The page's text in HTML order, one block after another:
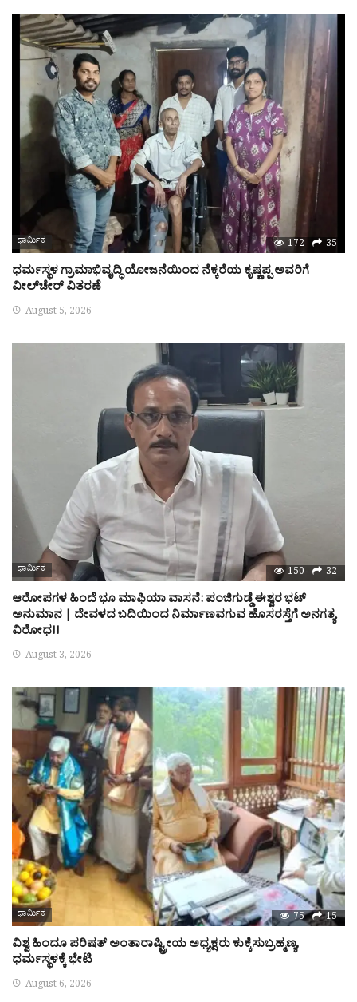
ಧಾರ್ಮಿಕ 172 35
ಧರ್ಮಸ್ಥಳ ಗ್ರಾಮಾಭಿವೃದ್ಧಿ ಯೋಜನೆಯಿಂದ ನೆಕ್ಕರೆಯ ಕೃಷ್ಣಪ್ಪ ಅವರಿಗೆ
ವೀಲ್‌ಚೇರ್ ವಿತರಣೆ
August 5, 2026
ಧಾರ್ಮಿಕ 150 32
ಆರೋಪಗಳ ಹಿಂದೆ ಭೂ ಮಾಫಿಯಾ ವಾಸನೆ: ಪಂಜಿಗುಡ್ಡೆ ಈಶ್ವರ ಭಟ್
ಅನುಮಾನ | ದೇವಳದ ಬದಿಯಿಂದ ನಿರ್ಮಾಣವಗುವ ಹೊಸರಸ್ತೆಗೆ ಅನಗತ್ಯ
ವಿರೋಧ!!
August 3, 2026
ಧಾರ್ಮಿಕ 75 15
ವಿಶ್ವ ಹಿಂದೂ ಪರಿಷತ್ ಅಂತಾರಾಷ್ಟ್ರೀಯ ಅಧ್ಯಕ್ಷರು ಕುಕ್ಕೆಸುಬ್ರಹ್ಮಣ್ಯ,
ಧರ್ಮಸ್ಥಳಕ್ಕೆ ಭೇಟಿ
August 6, 2026